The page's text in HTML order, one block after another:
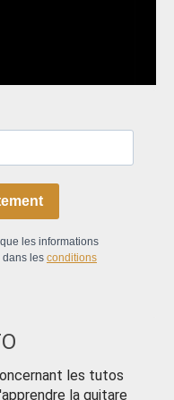
les informations
dans les conditions
les tutos
la guitare